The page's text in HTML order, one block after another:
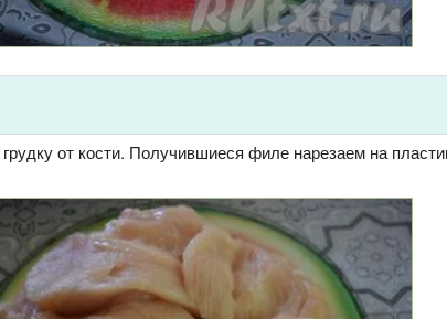
от кости. Получившиеся филе нарезаем на